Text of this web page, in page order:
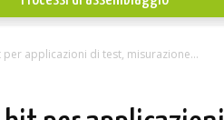
applicazioni di test, misurazione...